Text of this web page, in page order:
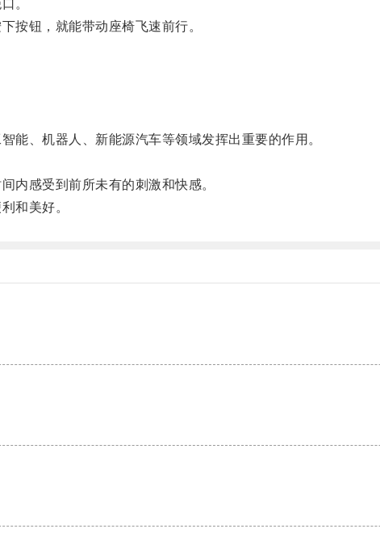
。
钮，就能带动座椅飞速前行。
、机器人、新能源汽车等领域发挥出重要的作用。
感受到前所未有的刺激和快感。
和美好。